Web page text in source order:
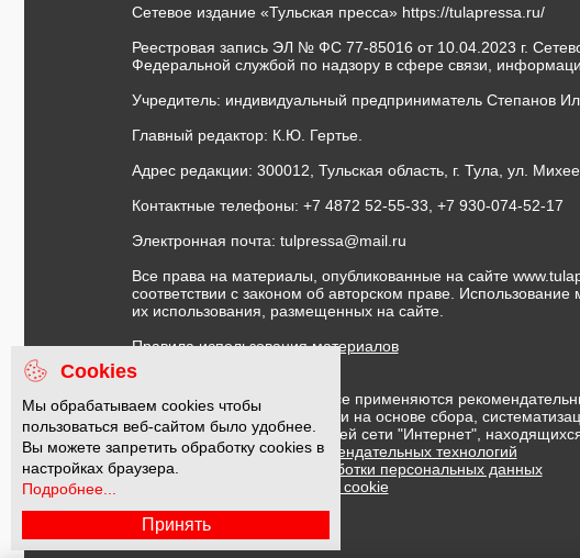
Сетевое издание «Тульская пресса» https://tulapressa.ru/
Реестровая запись ЭЛ № ФС 77-85016 от 10.04.2023 г.
Федеральной службой по надзору в сфере связи,
Учредитель: индивидуальный предприниматель Степанов
Главный редактор: К.Ю. Гертье.
Адрес редакции: 300012, Тульская область, г. Тула, ул.
Контактные телефоны: +7 4872 52-55-33, +7 930-074-52-17
Электронная почта: tulpressa@mail.ru
Все права на материалы, опубликованные на сайте
соответствии с законом об авторском праве.
их использования, размещенных на сайте.
Правила использования материалов
Договор публичной оферты
На информационном ресурсе применяются
предоставления информации на основе сбора,
предпочтениям пользователей сети "Интернет",
Правила применения рекомендательных технологий
Политика в отношении обработки персональных данных
Политика обработки файлов cookie
Cookies
Мы обрабатываем cookies чтобы
пользоваться веб-сайтом было удобнее.
Вы можете запретить обработку cookies в
настройках браузера.
Подробнее...
Принять